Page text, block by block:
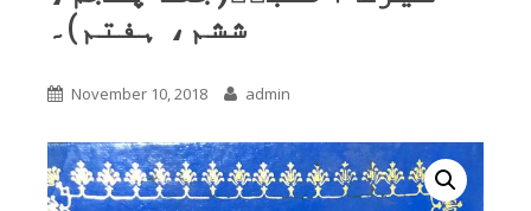
ششم، ہفتم)۔
November 10, 2018 admin